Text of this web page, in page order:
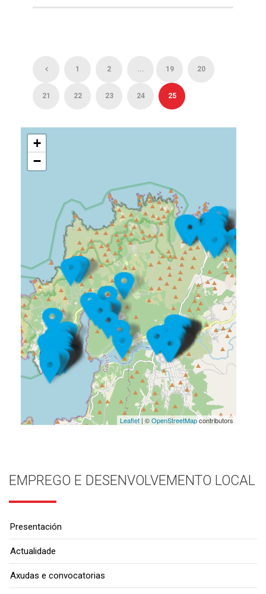
1 2 ... 19 20
21 22 23 24 25
+
−
Leaflet| ©OpenStreetMapcontributors
EMPREGO E DESENVOLVEMENTO LOCAL
Presentación
Actualidade
Axudas e convocatorias